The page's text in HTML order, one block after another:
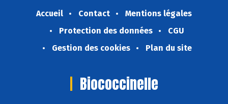
Accueil Contact
Mentions légales
Protection des données
CGU
Gestion des cookies
Plan du site
Biococcinelle